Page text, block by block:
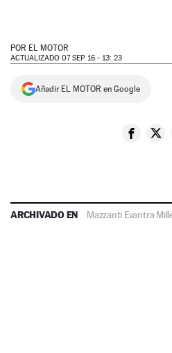
POR EL MOTOR
ACTUALIZADO 07 SEP 16 - 13: 23
Añadir EL MOTOR en Google
ARCHIVADO EN Mazzanti Evantra